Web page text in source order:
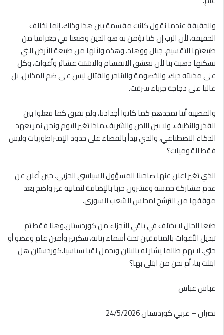
والحقيقة عندما نقول كانت مقسمة بين هذا وذاك، إنما نخالف
الحقيقة، لأن الرب إن كنا نؤمن به هو الذين وضعنا في جغرافيا من
طبيعتها التقسيم، جبال ووهاد، وهذه ولأنها من طبيعة الأرض التي
نسكنها ذهبت بنا لأن نعشق الانقسام والتشتت.عشائر وأغوات، وكل
على مذبلته ديك، والخصومة والتناحر والقتال ليس على ضم المذابل، بل
غالبا على دجاجة جرباء سرقت.
والمصيبة أننا نمجدهم كما كانوا أجدادنا، ولم نفرق كما فعلوا بين
القذر والنظيف، ولا بين اللص والشريف.ماذا تغير اليوم ونحن نمر بعهد
الذكاء الاصطناعي، والذي يبدأ بالقضاء على حدود الإمبراطوريات وليس
فقط القوميات؟
الذي تغير اعلن عنها صاحبنا المسؤول السياسي الحزبي، حين أعلن عن
عدم مشاركة خمسة وعشرون حزبا بالإضافة لثمانية غير واضح بعد
موقفها من الترشح لمجلس الشعب السوري.
طبعا الحال لا يختلف في باقي الأجزاء من كوردستان.وهنا فقط تم
تبديل الأغوات بالمنافقين تحت أسماء رنانة، سكرتير وأمين عام وعضو أو
حتى. لا يهم طالما يشار له بالبنان ويحمل لقبا سياسيا.كوردستان هل
ابتلت بنا، أم نحن من ابتلى بها؟
عباس عباس
نصران – غربي كوردستان 24/5/2026